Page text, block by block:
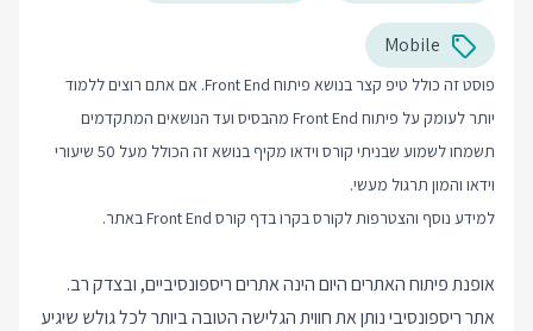
Mobile
פוסט זה כולל טיפ קצר בנושא פיתוח Front End. אם אתם רוצים ללמוד
יותר לעומק על פיתוח Front End מהבסיס ועד הנושאים המתקדמים
תשמחו לשמוע שבניתי קורס וידאו מקיף בנושא זה הכולל מעל 50 שיעורי
וידאו והמון תרגול מעשי.
למידע נוסף והצטרפות לקורס בקרו בדף קורס Front End באתר.
אופנת פיתוח האתרים היום הינה אתרים ריספונסיביים, ובצדק רב.
אתר ריספונסיבי נותן את חווית הגלישה הטובה ביותר לכל גולש שיגיע